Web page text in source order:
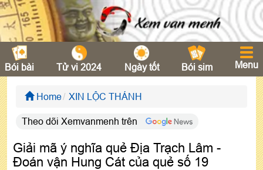
Bói bài Tử vi 2024 Ngày tốt Bói sim Menu
Home XIN LỘC THÁNH
Theo dõi Xemvanmenh trên
Giải mã ý nghĩa quẻ Địa Trạch Lâm -
Đoán vận Hung Cát của quẻ số 19